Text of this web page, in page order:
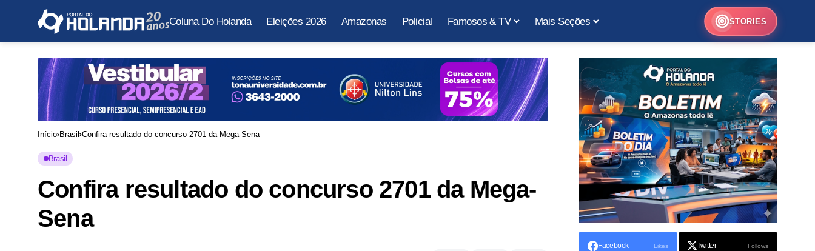
Coluna Do Holanda Eleições 2026 Amazonas Policial Famosos & TV Mais Seções STORIES
Início Brasil Confira resultado do concurso 2701 da Mega-Sena
Brasil
Confira resultado do concurso 2701 da Mega-
Sena
Facebook Likes Twitter Follows